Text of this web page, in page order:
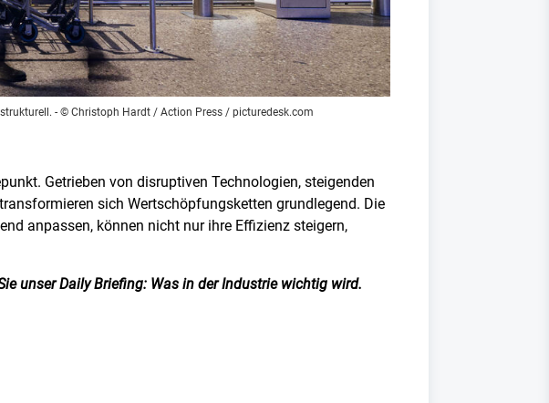
- © Christoph Hardt / Action Press / picturedesk.com
Getrieben von disruptiven Technologien, steigenden
sich Wertschöpfungsketten grundlegend. Die
anpassen, können nicht nur ihre Effizienz steigern,
unser Daily Briefing: Was in der Industrie wichtig wird.